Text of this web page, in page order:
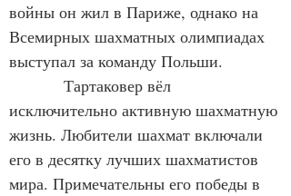
войны он жил в Париже, однако на
Всемирных шахматных олимпиадах
выступал за команду Польши.
исключительно активную шахматную
жизнь. Любители шахмат включали
его в десятку лучших шахматистов
мира. Примечательны его победы в